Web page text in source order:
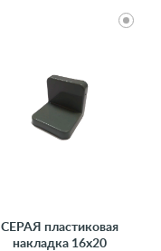
СЕРАЯ пластиковая
накладка 16х20